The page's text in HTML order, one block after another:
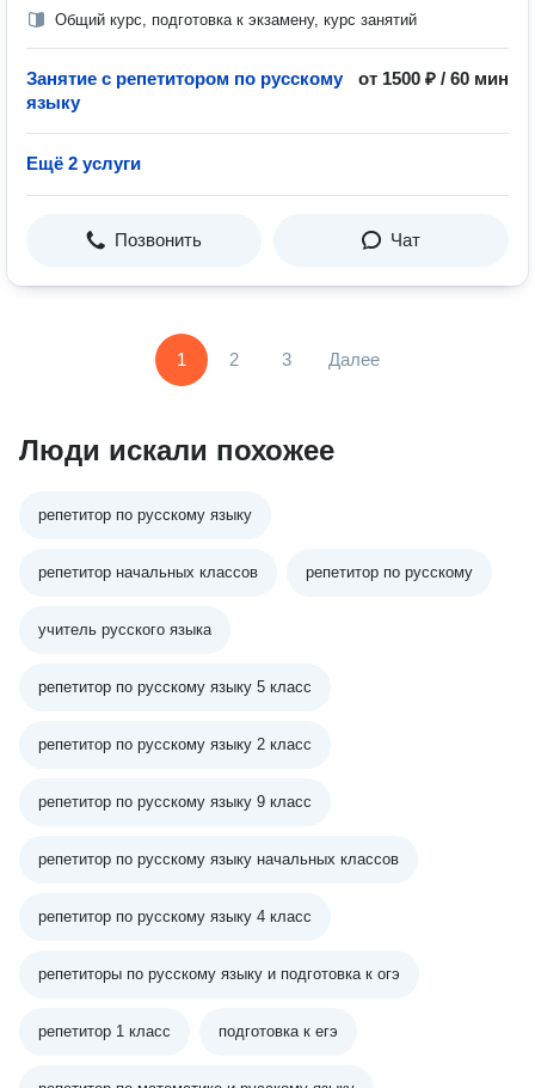
Общий курс, подготовка к экзамену, курс занятий
Занятие с репетитором по русскому
языку
от 1500 ₽ / 60 мин
Ещё 2 услуги
Позвонить Чат
1 2 3 Далее
Люди искали похожее
репетитор по русскому языку
репетитор начальных классов репетитор по русскому
учитель русского языка
репетитор по русскому языку 5 класс
репетитор по русскому языку 2 класс
репетитор по русскому языку 9 класс
репетитор по русскому языку начальных классов
репетитор по русскому языку 4 класс
репетиторы по русскому языку и подготовка к огэ
репетитор 1 класс подготовка к егэ